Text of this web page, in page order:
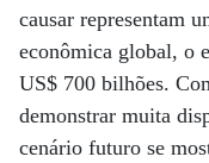
causar representam
econômica global, o
US$ 700 bilhões.
demonstrar muita
cenário futuro se